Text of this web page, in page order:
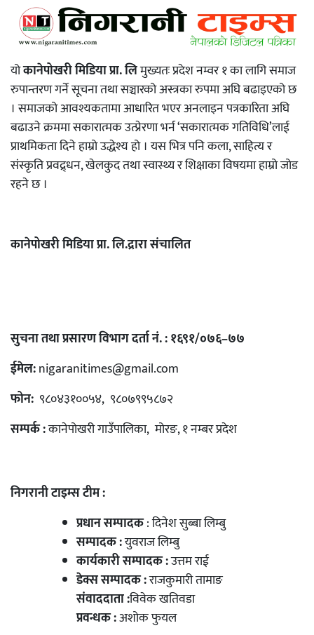
योकानेपोखरी मिडिया प्रा. लिमुख्यतः प्रदेश नम्वर १ का लागि समाज
रुपान्तरण गर्ने सूचना तथा सञ्चारको अस्त्रका रुपमा अघि बढाइएको छ
। समाजको आवश्यकतामा आधारित भएर अनलाइन पत्रकारिता अघि
बढाउने क्रममा सकारात्मक उत्प्रेरणा भर्न ‘सकारात्मक गतिविधि’लाई
प्राथमिकता दिने हाम्रो उद्धेश्य हो । यस भित्र पनि कला, साहित्य र
संस्कृति प्रवद्र्धन, खेलकुद तथा स्वास्थ्य र शिक्षाका विषयमा हाम्रो जोड
रहने छ ।
कानेपोखरी मिडिया प्रा. लि.द्रारा संचालित
सुचना तथा प्रसारण विभाग दर्ता नं. : १६९१/०७६–७७
ईमेल:nigaranitimes@gmail.com
फोन: ९८०४३१००५४, ९८०७९९५८७२
सम्पर्क :कानेपोखरी गाउँपालिका, मोरङ, १ नम्बर प्रदेश
निगरानी टाइम्स टीम :
प्रधान सम्पादक: दिनेश सुब्बा लिम्बु
सम्पादक :युवराज लिम्बु
कार्यकारी सम्पादक :उत्तम राई
डेक्स सम्पादक :राजकुमारी तामाङ
संवाददाता :विवेक खतिवडा
प्रवन्धक :अशोक फुयल